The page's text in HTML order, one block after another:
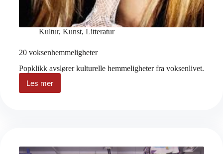
Kultur, Kunst, Litteratur
20 voksenhemmeligheter
Popklikk avslører kulturelle hemmeligheter fra voksenlivet.
Les mer
20
voksenhemmeligheter